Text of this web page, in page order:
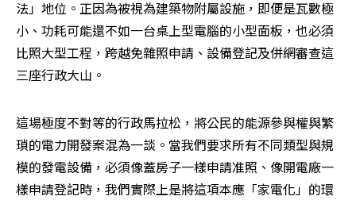
法」地位。正因為被視為建築物附屬設施，即便是瓦數極
小、功耗可能還不如一台桌上型電腦的小型面板，也必須
比照大型工程，跨越免雜照申請、設備登記及併網審查這
三座行政大山。
這場極度不對等的行政馬拉松，將公民的能源參與權與繁
瑣的電力開發案混為一談。當我們要求所有不同類型與規
模的發電設備，必須像蓋房子一樣申請准照、像開電廠一
樣申請登記時，我們實際上是將這項本應「家電化」的環